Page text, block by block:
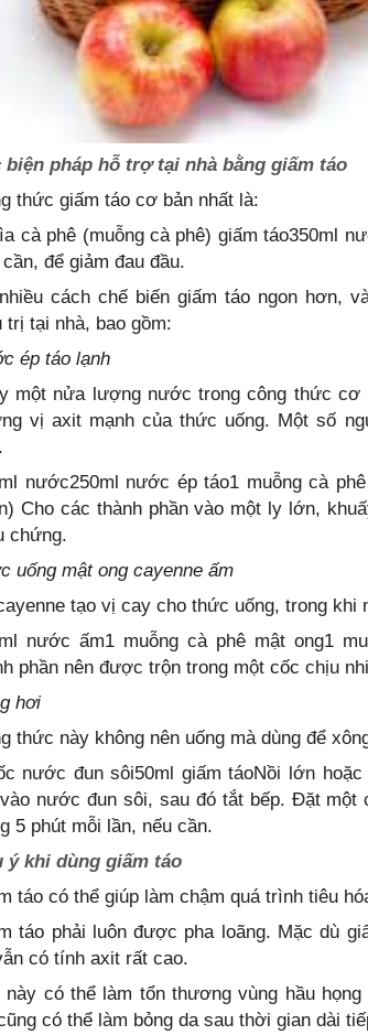
biện pháp hỗ trợ tại nhà bằng giấm táo
thức giấm táo cơ bản nhất là:
cà phê (muỗng cà phê) giấm táo350ml
cần, để giảm đau đầu.
cách chế biến giấm táo ngon hơn,
trị tại nhà, bao gồm:
ép táo lạnh
một nửa lượng nước trong công thức cơ
vị axit mạnh của thức uống. Một số
nước250ml nước ép táo1 muỗng cà
Cho các thành phần vào một ly lớn,
chứng.
uống mật ong cayenne ấm
tạo vị cay cho thức uống, trong khi
nước ấm1 muỗng cà phê mật ong1
phần nên được trộn trong một cốc chịu
hơi
thức này không nên uống mà dùng để
nước đun sôi50ml giấm táoNồi lớn
nước đun sôi, sau đó tắt bếp. Đặt
5 phút mỗi lần, nếu cần.
ý khi dùng giấm táo
táo có thể giúp làm chậm quá trình tiêu
táo phải luôn được pha loãng. Mặc dù
có tính axit rất cao.
này có thể làm tổn thương vùng hầu
có thể làm bỏng da sau thời gian dài